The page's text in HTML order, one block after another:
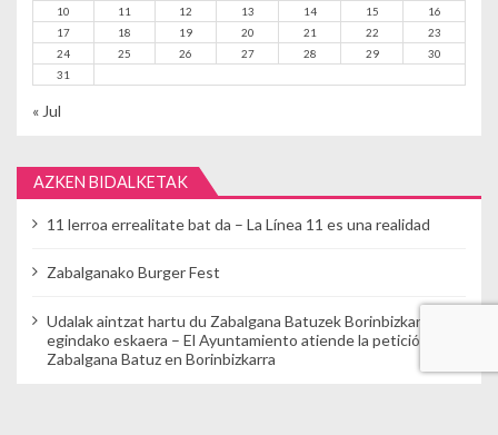
10
11 12 13 14 15
16
17
18 19 20 21 22
23
24
25 26 27 28 29
30
31
« Jul
AZKEN BIDALKETAK
11 lerroa errealitate bat da – La Línea 11 es una realidad
Zabalganako Burger Fest
Udalak aintzat hartu du Zabalgana Batuzek Borinbizkarran
egindako eskaera – El Ayuntamiento atiende la petición de
Zabalgana Batuz en Borinbizkarra